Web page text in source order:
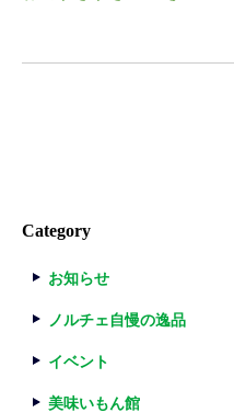
Category
お知らせ
ノルチェ自慢の逸品
イベント
美味いもん館